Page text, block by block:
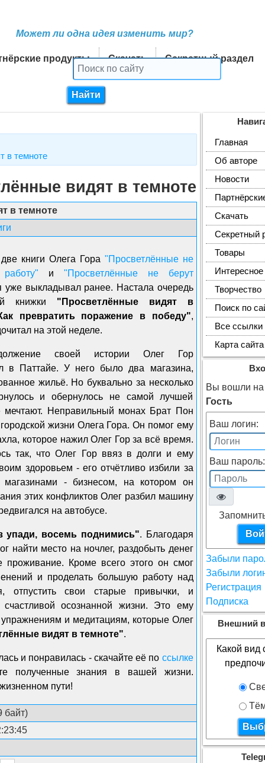
Может ли одна идея изменить мир?
продукты Скачать Секретный раздел
в темноте
видят в темноте
в темноте
книги Олега Гора "Просветлённые не
и "Просветлённые не берут
выкладывал ранее. Настала очередь
книжки "Просветлённые видят в
превратить поражение в победу",
на этой неделе.
своей истории Олег Гор
в Паттайе. У него было два магазина,
жильё. Но буквально за несколько
и обернулось не самой лучшей
мечтают. Неправильный монах Брат Пон
жизни Олега Гора. Он помог ему
которое нажил Олег Гор за всё время.
так, что Олег Гор ввяз в долги и ему
здоровьем - его отчётливо избили за
магазинами - бизнесом, на котором он
этих конфликтов Олег разбил машину
на автобусе.
упади, восемь поднимись". Благодаря
найти место на ночлег, раздобыть денег
проживание. Кроме всего этого он смог
и проделать большую работу над
отпустить свои старые привычки, и
осознанной жизни. Это ему
упражнениям и медитациям, которые Олег
видят в темноте".
и понравилась - скачайте её по ссылке
полученные знания в вашей жизни.
пути!
байт)
Главная
Об авторе
Новости
Скачать
Секретный
Товары
Интересное
Творчество
Поиск по
Все ссылки
Карта сайта
Вы вошли на
Гость
Ваш логин:
Ваш пароль:
Забыли
Забыли
Регистрация
Подписка
Внешний
Какой вид